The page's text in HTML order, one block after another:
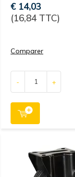
€ 14,03
(16,84 TTC)
Comparer
- +